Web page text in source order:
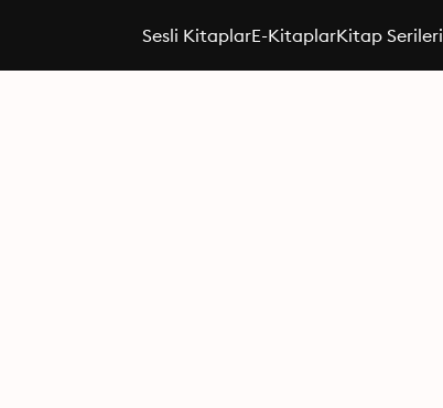
Sesli KitaplarE-KitaplarKitap Serileri